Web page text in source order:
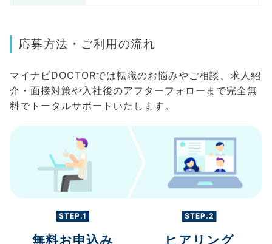
応募方法・ご利用の流れ
マイナビDOCTORでは転職のお悩みやご相談、求人紹
介・面接対策や入社後のアフターフォローまで完全無
料でトータルサポートいたします。
STEP.1
無料お申込み
STEP.2
ヒアリング